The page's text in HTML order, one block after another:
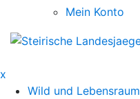
Mein Konto
x
Wild und Lebensraum